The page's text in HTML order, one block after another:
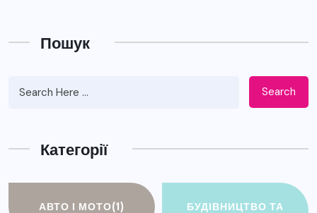
Пошук
Search
Категорії
АВТО І МОТО(1)
БУДІВНИЦТВО ТА